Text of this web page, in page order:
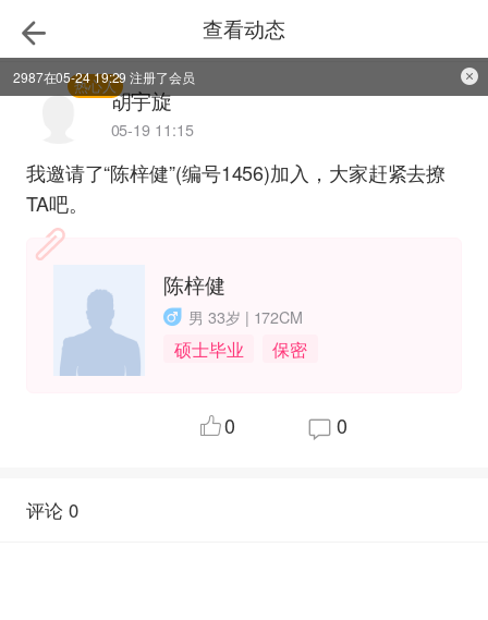
查看动态
热心人胡宇旋
05-19 11:15
我邀请了“陈梓健”(编号1456)加入，大家赶紧去撩
TA吧。
陈梓健
男 33岁 | 172CM
硕士毕业 保密
0 0
评论 0
2987在05-24 19:29 注册了会员